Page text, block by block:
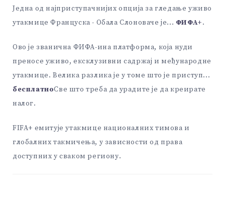
Једна од најприступачнијих опција за гледање уживо
утакмице Француска - Обала Слоноваче је... ФИФА+.
Ово је званична ФИФА-ина платформа, која нуди
преносе уживо, ексклузивни садржај и међународне
утакмице. Велика разлика је у томе што је приступ...
бесплатноСве што треба да урадите је да креирате
налог.
FIFA+ емитује утакмице националних тимова и
глобалних такмичења, у зависности од права
доступних у сваком региону.